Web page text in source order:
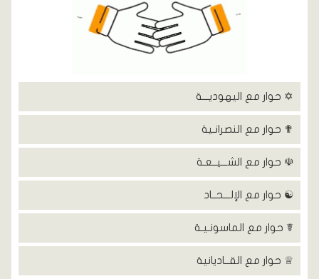
✡ حوار مع اليهوديـــة
✟ حوار مع النصرانـية
☫ حوار مع الشـــيــعـة
☯ حوار مع الإلـــحــاد
☤ حوار مع الماسونـيـة
♕ حوار مع القــاديانية